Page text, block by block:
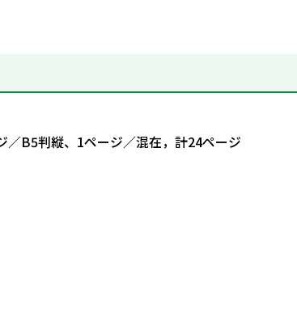
B5判縦、1ページ／混在，計24ページ